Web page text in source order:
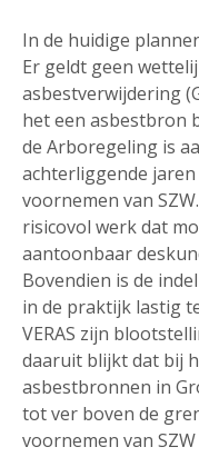
In de huidige
Er geldt geen
asbestverwijdering
het een asbestbron
de Arboregeling is
achterliggende
voornemen van
risicovol werk dat
aantoonbaar
Bovendien is de
in de praktijk lastig
VERAS zijn
daaruit blijkt dat bij
asbestbronnen in
tot ver boven de
voornemen van